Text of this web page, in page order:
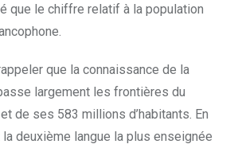
que le chiffre relatif à la population
que la connaissance de la
largement les frontières du
de ses 583 millions d’habitants. En
deuxième langue la plus enseignée